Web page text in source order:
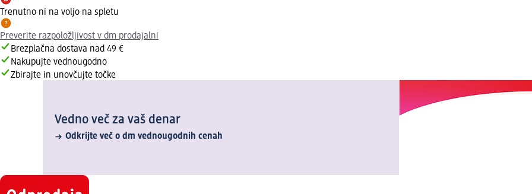
Trenutno ni na voljo na spletu
Preverite razpoložljivost v dm prodajalni
Brezplačna dostava nad 49 €
Nakupujte vednougodno
Zbirajte in unovčujte točke
Vedno več za vaš denar
Odkrijte več o dm vednougodnih cenah